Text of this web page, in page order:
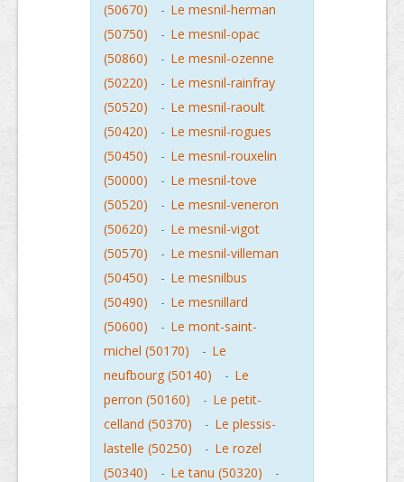
(50670)
- Le mesnil-herman
(50750)
- Le mesnil-opac
(50860)
- Le mesnil-ozenne
(50220)
- Le mesnil-rainfray
(50520)
- Le mesnil-raoult
(50420)
- Le mesnil-rogues
(50450)
- Le mesnil-rouxelin
(50000)
- Le mesnil-tove
(50520)
- Le mesnil-veneron
(50620)
- Le mesnil-vigot
(50570)
- Le mesnil-villeman
(50450)
- Le mesnilbus
(50490)
- Le mesnillard
(50600)
- Le mont-saint-
michel (50170)
- Le
neufbourg (50140)
- Le
perron (50160)
- Le petit-
celland (50370)
- Le plessis-
lastelle (50250)
- Le rozel
(50340)
- Le tanu (50320)
-